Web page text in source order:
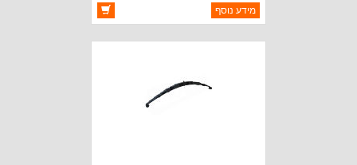
ברקוד: 916047
יצרן:CROWN AUTOMOTIVE
מידע נוסף